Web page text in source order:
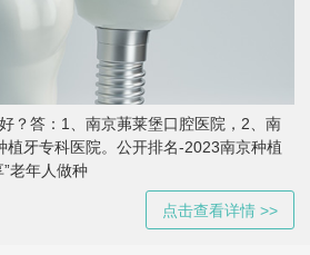
？答：1、南京茀莱堡口腔医院，2、南
植牙专科医院。公开排名-2023南京种植
老年人做种
点击查看详情 >>